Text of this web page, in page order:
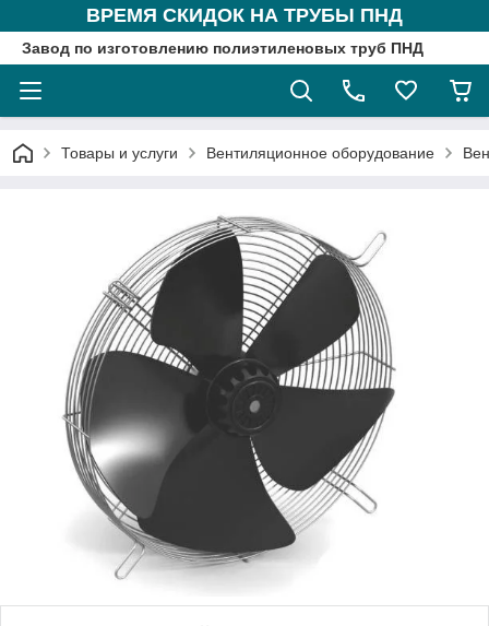
ВРЕМЯ СКИДОК НА ТРУБЫ ПНД
Завод по изготовлению полиэтиленовых труб ПНД
Товары и услуги Вентиляционное оборудование